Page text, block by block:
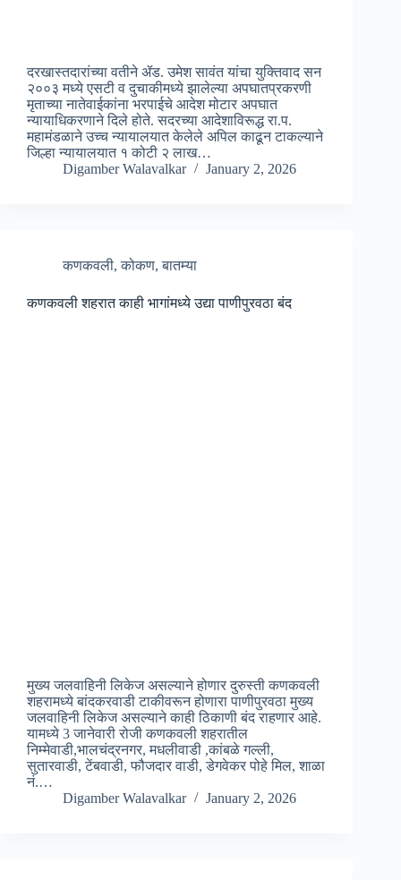
दरखास्तदारांच्या वतीने ॲड. उमेश सावंत यांचा युक्तिवाद सन
२००३ मध्ये एसटी व दुचाकीमध्ये झालेल्या अपघातप्रकरणी
मृताच्या नातेवाईकांना भरपाईचे आदेश मोटार अपघात
न्यायाधिकरणाने दिले होते. सदरच्या आदेशाविरूद्ध रा.प.
महामंडळाने उच्च न्यायालयात केलेले अपिल काढून टाकल्याने
जिल्हा न्यायालयात १ कोटी २ लाख…
Digamber Walavalkar
January 2, 2026
कणकवली,कोकण,बातम्या
कणकवली शहरात काही भागांमध्ये उद्या पाणीपुरवठा बंद
मुख्य जलवाहिनी लिकेज असल्याने होणार दुरुस्ती कणकवली
शहरामध्ये बांदकरवाडी टाकीवरून होणारा पाणीपुरवठा मुख्य
जलवाहिनी लिकेज असल्याने काही ठिकाणी बंद राहणार आहे.
यामध्ये 3 जानेवारी रोजी कणकवली शहरातील
निम्मेवाडी,भालचंद्रनगर, मधलीवाडी ,कांबळे गल्ली,
सुतारवाडी, टेंबवाडी, फौजदार वाडी, डेगवेकर पोहे मिल, शाळा
नं.…
Digamber Walavalkar
January 2, 2026